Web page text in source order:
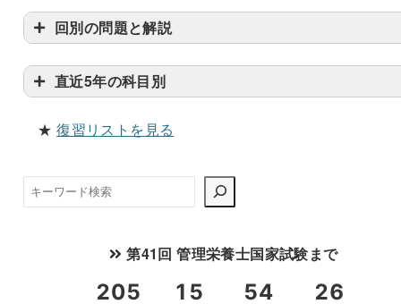
臨床栄養学
解説付き60問を見る（PDF・500円）
回別の問題と解説
直近5年の科目別
★復習リストを見る
検
索
第41回 管理栄養士国家試験まで